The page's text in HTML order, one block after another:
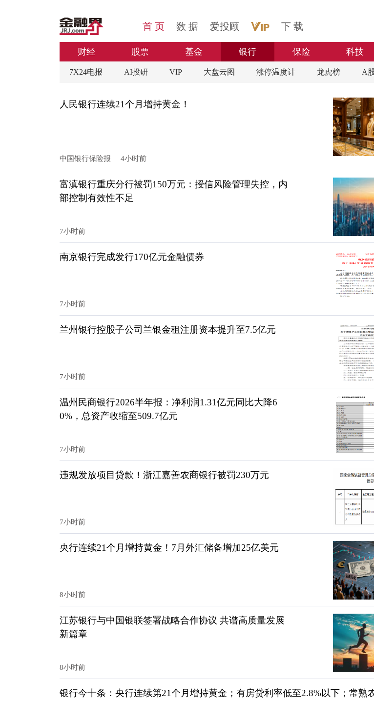
银行
首 页 数 据 爱投顾 下 载
财经 股票 基金 银行 保险 科技
7X24电报 AI投研 VIP 大盘云图 涨停温度计 龙虎榜 A
人民银行连续21个月增持黄金！
中国银行保险报 4小时前
富滇银行重庆分行被罚150万元：授信风险管理失控，内
部控制有效性不足
7小时前
南京银行完成发行170亿元金融债券
7小时前
兰州银行控股子公司兰银金租注册资本提升至7.5亿元
7小时前
温州民商银行2026半年报：净利润1.31亿元同比大降6
0%，总资产收缩至509.7亿元
7小时前
违规发放项目贷款！浙江嘉善农商银行被罚230万元
7小时前
央行连续21个月增持黄金！7月外汇储备增加25亿美元
8小时前
江苏银行与中国银联签署战略合作协议 共谱高质量发展
新篇章
8小时前
银行今十条：央行连续第21个月增持黄金；有房贷利率低至2.8%以下；常熟